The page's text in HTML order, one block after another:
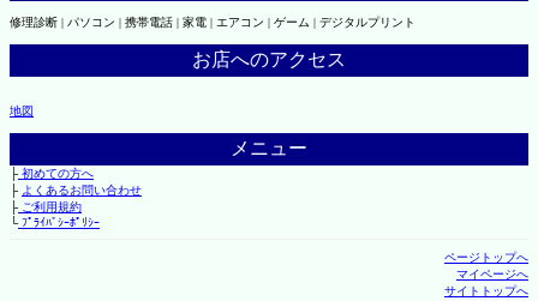
修理診断 | パソコン | 携帯電話 | 家電 | エアコン | ゲーム | デジタルプリント
お店へのアクセス
地図
メニュー
├初めての方へ
├ よくあるお問い合わせ
├ご利用規約
└ﾌﾟﾗｲﾊﾞｼｰﾎﾟﾘｼｰ
ページトップへ
マイページへ
サイトトップへ